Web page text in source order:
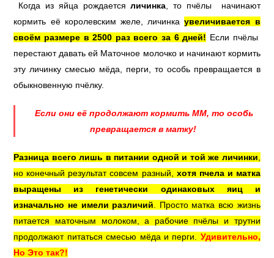
Когда из яйца рождаетсяличинка , то пчёлы начинают
кормить её королевским желе, личинкаувеличивается в
своём размере в 2500 раз всего за 6 дней! Если пчёлы
перестают давать ей Маточное молочко и начинают кормить
эту личинку смесью мёда, перги, то особь превращается в
обыкновенную пчёлку.
Если они её продолжают кормить ММ, то особь
превращается в матку!
Разница всего лишь в питании одной и той же личинки
но конечный результат совсем разный, хотя пчела и матка
выращены из генетически одинаковых яиц и
изначально не имели различий . Просто матка всю жизнь
питается маточным молоком, а рабочие пчёлы и трутни
продолжают питаться смесью мёда и перги. Удивительно,
Но Это так?!